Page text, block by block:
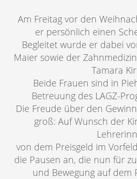
Am Freitag vor den
er persönlich einen
Begleitet wurde er dabei
Maier sowie der
Tamara
Beide Frauen sind in
Betreuung des LAGZ-
Die Freude über den
groß: Auf Wunsch der
von dem Preisgeld im
die Pausen an, die nun für
und Bewegung auf dem